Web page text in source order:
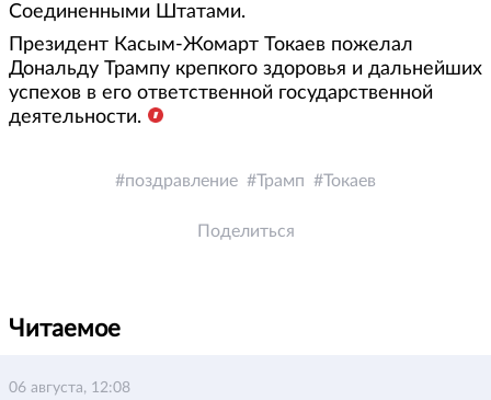
Соединенными Штатами.
Президент Касым-Жомарт Токаев пожелал
Дональду Трампу крепкого здоровья и дальнейших
успехов в его ответственной государственной
деятельности.
поздравление Трамп Токаев
Поделиться
Читаемое
06 августа, 12:08